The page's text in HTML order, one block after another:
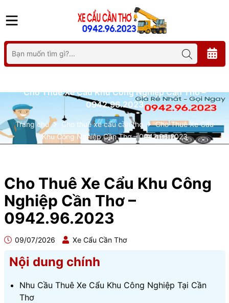
Cho Thuê Xe Cẩu Khu Công Nghiệp Cần Thơ –
0942.96.2023
Trang chủ Cho thuê xe cẩu cần thơ
Cho Thuê Xe Cẩu
Khu Công Nghiệp Cần Thơ – 0942.96.2023
Cho Thuê Xe Cẩu Khu Công
Nghiệp Cần Thơ –
0942.96.2023
09/07/2026 Xe Cẩu Cần Thơ
Nội dung chính
Nhu Cầu Thuê Xe Cẩu Khu Công Nghiệp Tại Cần
Thơ